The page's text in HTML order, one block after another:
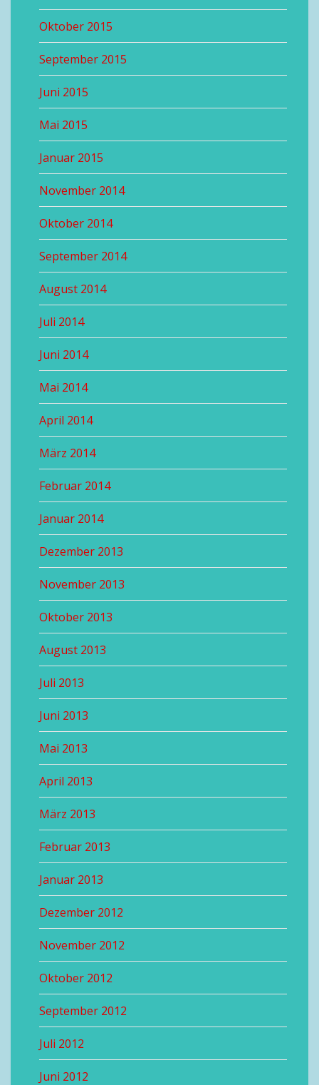
Oktober 2015
September 2015
Juni 2015
Mai 2015
Januar 2015
November 2014
Oktober 2014
September 2014
August 2014
Juli 2014
Juni 2014
Mai 2014
April 2014
März 2014
Februar 2014
Januar 2014
Dezember 2013
November 2013
Oktober 2013
August 2013
Juli 2013
Juni 2013
Mai 2013
April 2013
März 2013
Februar 2013
Januar 2013
Dezember 2012
November 2012
Oktober 2012
September 2012
Juli 2012
Juni 2012